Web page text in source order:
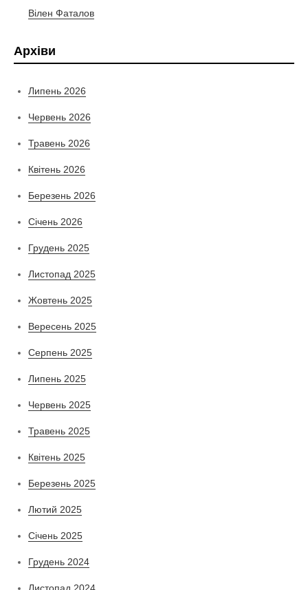
Вілен Фаталов
Архіви
Липень 2026
Червень 2026
Травень 2026
Квітень 2026
Березень 2026
Січень 2026
Грудень 2025
Листопад 2025
Жовтень 2025
Вересень 2025
Серпень 2025
Липень 2025
Червень 2025
Травень 2025
Квітень 2025
Березень 2025
Лютий 2025
Січень 2025
Грудень 2024